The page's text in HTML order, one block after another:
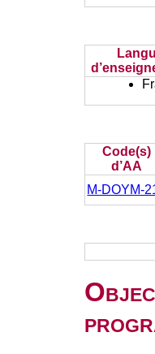
Code(s)
d’AA
M-DOYM-